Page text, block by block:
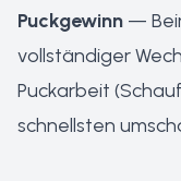
Puckgewinn —
vollständiger
Puckarbeit
schnellsten